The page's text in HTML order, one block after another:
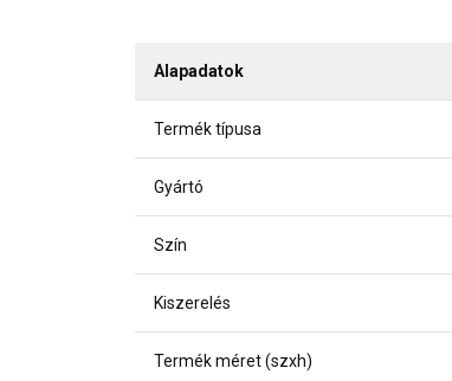
Alapadatok
Termék típusa
Gyártó
Szín
Kiszerelés
Termék méret (szxh)